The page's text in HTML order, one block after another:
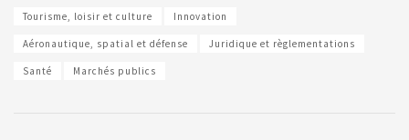
Tourisme, loisir et culture Innovation
Aéronautique, spatial et défense Juridique et règlementations
Santé Marchés publics